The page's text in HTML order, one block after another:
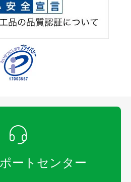
ートセンター